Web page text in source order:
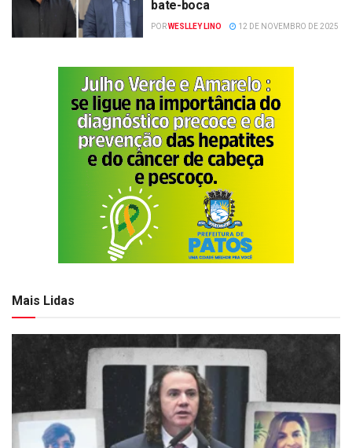
bate-boca
PORWESLLEY LINO 12 DE NOVEMBRO DE 2025
Mais Lidas